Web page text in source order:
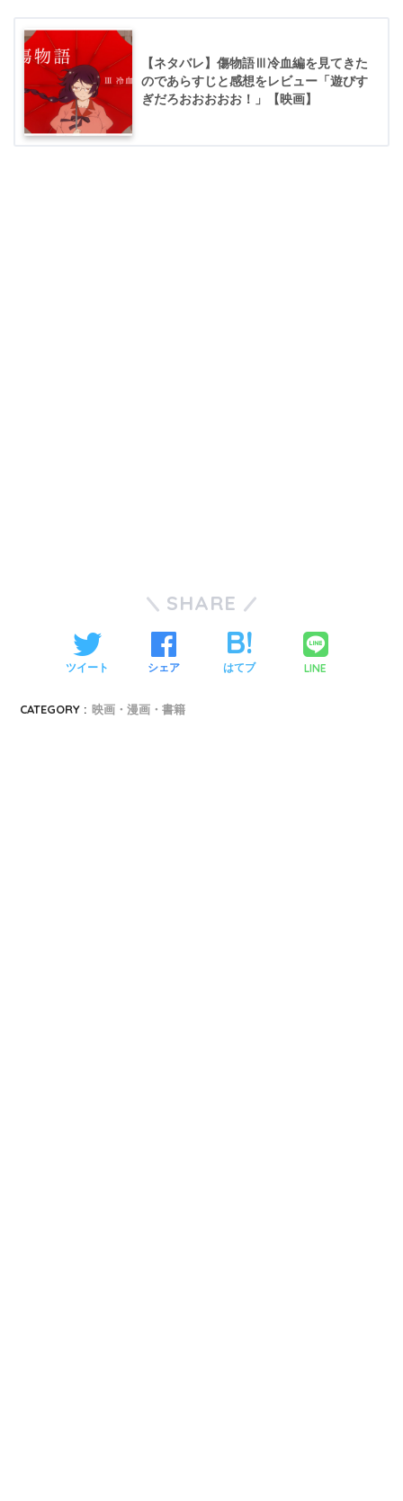
【ネタバレ】傷物語Ⅲ冷血編を見てきた
のであらすじと感想をレビュー「遊びす
ぎだろおおおおお！」【映画】
SHARE
ツイート シェア はてブ LINE
CATEGORY : 映画・漫画・書籍